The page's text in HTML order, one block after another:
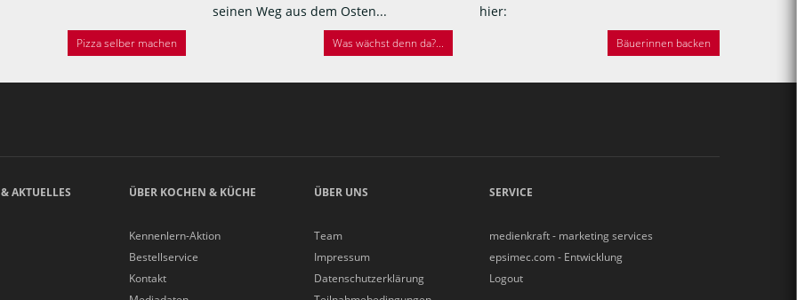
Pizza selber machen
seinen Weg aus dem Osten...
Was wächst denn da?...
hier:
Bäuerinnen backen
AKTUELLES ÜBER KOCHEN & KÜCHE
Kennenlern-Aktion
Bestellservice
Kontakt
ÜBER UNS
Team
Impressum
Datenschutzerklärung
SERVICE
medienkraft - marketing services
epsimec.com - Entwicklung
Logout